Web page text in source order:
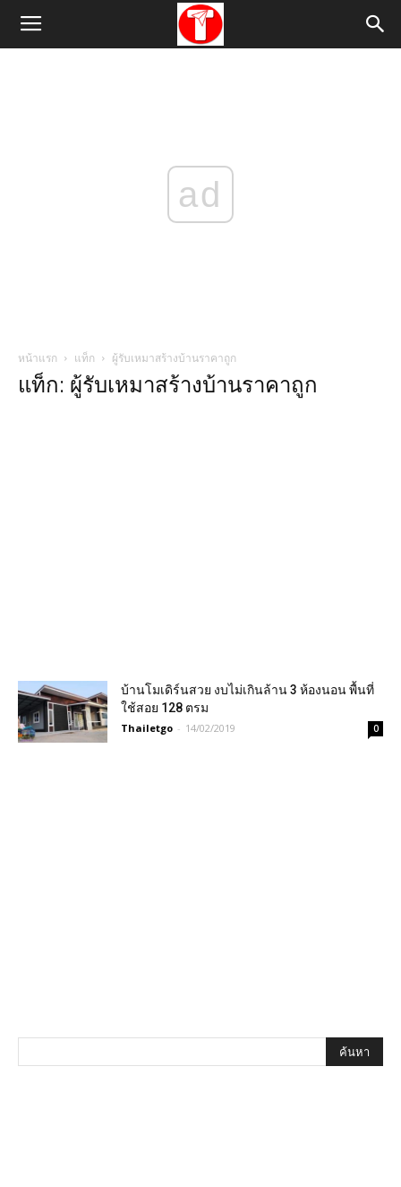
ad
หน้าแรก แท็ก ผู้รับเหมาสร้างบ้านราคาถูก
แท็ก: ผู้รับเหมาสร้างบ้านราคาถูก
บ้านโมเดิร์นสวย งบไม่เกินล้าน 3 ห้องนอน พื้นที่
ใช้สอย 128 ตรม
Thailetgo - 14/02/2019 0